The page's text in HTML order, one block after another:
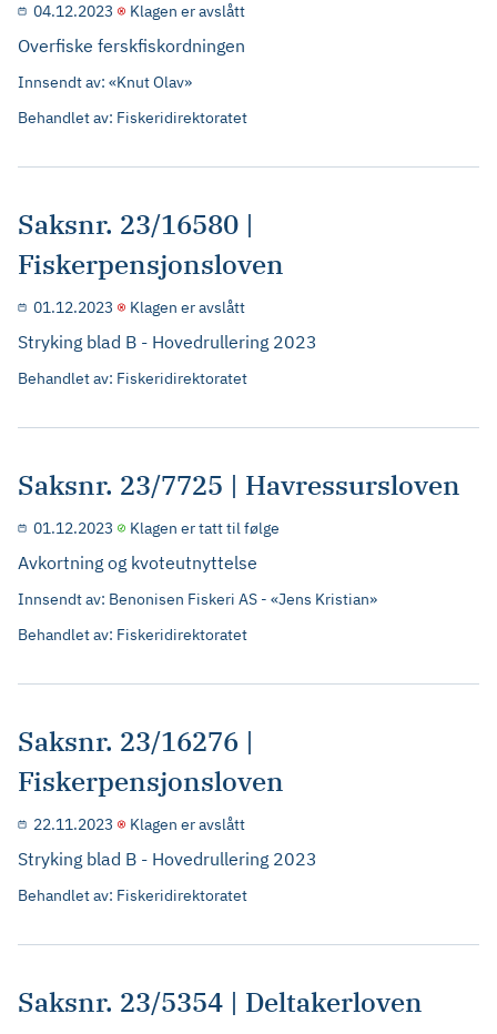
04.12.2023 Klagen er avslått
Overfiske ferskfiskordningen
Innsendt av: «Knut Olav»
Behandlet av: Fiskeridirektoratet
Saksnr. 23/16580 |
Fiskerpensjonsloven
01.12.2023 Klagen er avslått
Stryking blad B - Hovedrullering 2023
Behandlet av: Fiskeridirektoratet
Saksnr. 23/7725 | Havressursloven
01.12.2023 Klagen er tatt til følge
Avkortning og kvoteutnyttelse
Innsendt av: Benonisen Fiskeri AS - «Jens Kristian»
Behandlet av: Fiskeridirektoratet
Saksnr. 23/16276 |
Fiskerpensjonsloven
22.11.2023 Klagen er avslått
Stryking blad B - Hovedrullering 2023
Behandlet av: Fiskeridirektoratet
Saksnr. 23/5354 | Deltakerloven